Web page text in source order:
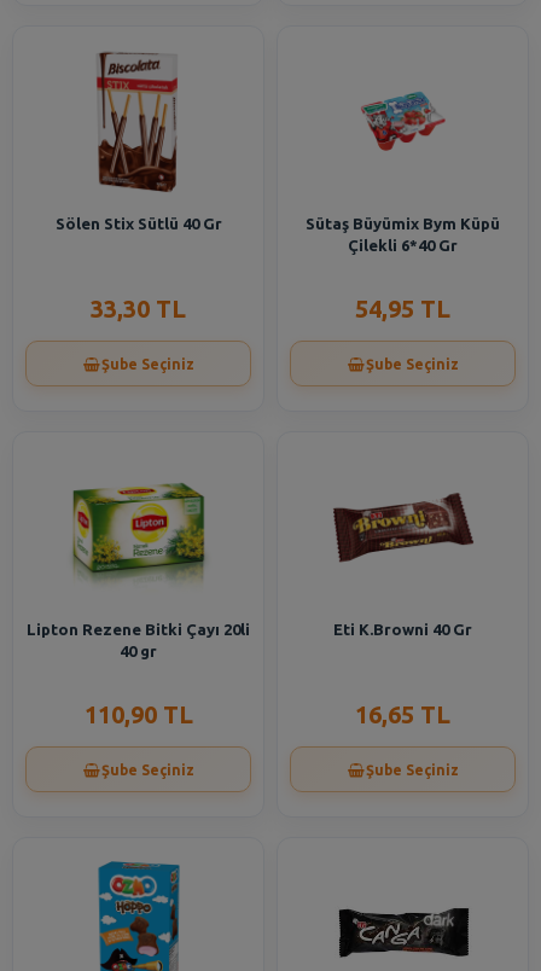
Sölen Stix Sütlü 40 Gr
33,30 TL
Şube Seçiniz
Sütaş Büyümix Bym Küpü
Çilekli 6*40 Gr
54,95 TL
Şube Seçiniz
Lipton Rezene Bitki Çayı 20li
40 gr
110,90 TL
Şube Seçiniz
Eti K.Browni 40 Gr
16,65 TL
Şube Seçiniz